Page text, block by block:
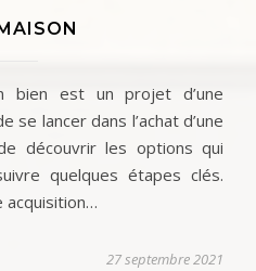
se lancer dans l’achat d’une
découvrir les options qui
quelques étapes clés.
acquisition…
27 septembre 2021